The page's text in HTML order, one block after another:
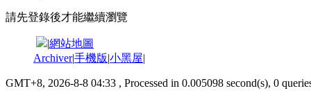
請先登錄後才能繼續瀏覽
|網站地圖
Archiver|手機版|小黑屋|
GMT+8, 2026-8-8 04:33 , Processed in 0.005098 second(s), 0